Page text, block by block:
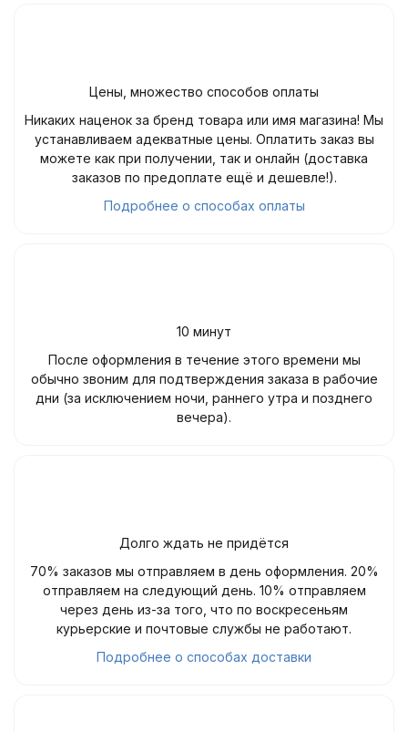
Цены, множество способов оплаты
Никаких наценок за бренд товара или имя магазина! Мы
устанавливаем адекватные цены. Оплатить заказ вы
можете как при получении, так и онлайн (доставка
заказов по предоплате ещё и дешевле!).
Подробнее о способах оплаты
10 минут
После оформления в течение этого времени мы
обычно звоним для подтверждения заказа в рабочие
дни (за исключением ночи, раннего утра и позднего
вечера).
Долго ждать не придётся
70% заказов мы отправляем в день оформления. 20%
отправляем на следующий день. 10% отправляем
через день из-за того, что по воскресеньям
курьерские и почтовые службы не работают.
Подробнее о способах доставки